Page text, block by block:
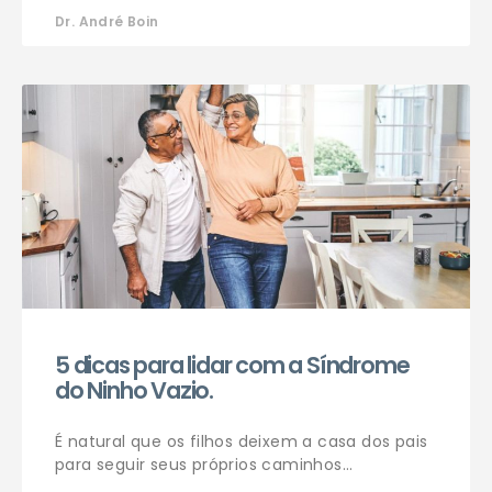
Dr. André Boin
5 dicas para lidar com a Síndrome
do Ninho Vazio.
É natural que os filhos deixem a casa dos pais
para seguir seus próprios caminhos…